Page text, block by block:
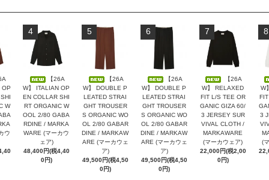
OP
W
ウ
4
【26A
W】 ITALIAN OP
EN COLLAR SHI
RT ORGANIC W
OOL 2/80 GABA
RDINE / MARKA
WARE (マーカウ
ェア)
48,400円(税4,40
0円)
5
【26A
W】 DOUBLE P
LEATED STRAI
GHT TROUSER
S ORGANIC WO
OL 2/80 GABAR
DINE / MARKAW
ARE (マーカウェ
ア)
49,500円(税4,50
0円)
6
【26A
W】 DOUBLE P
LEATED STRAI
GHT TROUSER
S ORGANIC WO
OL 2/80 GABAR
DINE / MARKAW
ARE (マーカウェ
ア)
49,500円(税4,50
0円)
7
【26A
W】 RELAXED
FIT L/S TEE OR
GANIC GIZA 60/
3 JERSEY SUR
VIVAL CLOTH /
MARKAWARE
(マーカウェア)
22,000円(税2,00
0円)
8
W
3
(